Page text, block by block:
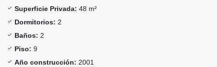
Superficie Privada: 48 m²
Dormitorios: 2
Baños: 2
Piso: 9
Año construcción: 2001